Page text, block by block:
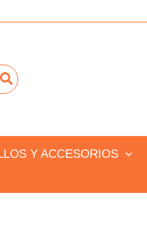
Y ACCESORIOS